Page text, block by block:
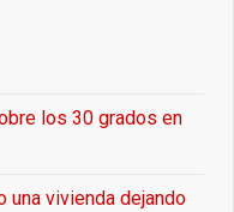
los 30 grados en
una vivienda dejando